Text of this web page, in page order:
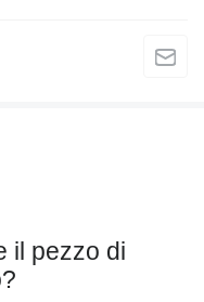
il pezzo di